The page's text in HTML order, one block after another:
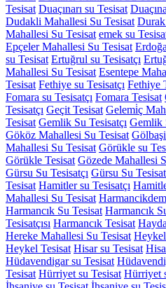
Tesisat Duaçınarı su Tesisat
Dudakli Mahallesi Su Tesisat
Mahallesi Su Tesisat emek su
Epçeler Mahallesi Su Tesisat
su Tesisat Ertuğrul su Tesisatçı
Mahallesi Su Tesisat Esentepe
Tesisat Fethiye su Tesisatçı Fethiye
Fomara su Tesisatçı Fomara Tesisat
Tesisatçı Geçit Tesisat Gelemi̇ç
Tesisat Gemlik Su Tesisatçı Gemlik
Gököz Mahallesi Su Tesisat
Mahallesi Su Tesisat Görükle su
Görükle Tesisat Gözede Mahallesi
Gürsu Su Tesisatçı Gürsu Su
Tesisat Hamitler su Tesisatçı
Mahallesi Su Tesisat
Harmancık Su Tesisat Harmancık
Tesisatçısı Harmancık Tesisat
Hereke Mahallesi Su Tesisat
Heykel Tesisat Hisar su Tesisat
Hüdavendigar su Tesisat
Tesisat Hürriyet su Tesisat Hürriyet